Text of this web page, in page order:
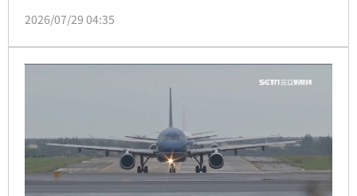
布退改票措施，符合條件者可申請改期、更改航點或退
2026/07/29 04:35